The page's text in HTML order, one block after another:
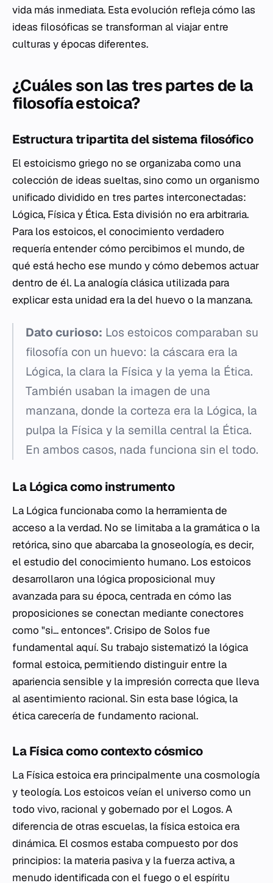
vida más inmediata. Esta evolución refleja cómo las
ideas filosóficas se transforman al viajar entre
culturas y épocas diferentes.
¿Cuáles son las tres partes de la
filosofía estoica?
Estructura tripartita del sistema filosófico
El estoicismo griego no se organizaba como una
colección de ideas sueltas, sino como un organismo
unificado dividido en tres partes interconectadas:
Lógica, Física y Ética. Esta división no era arbitraria.
Para los estoicos, el conocimiento verdadero
requería entender cómo percibimos el mundo, de
qué está hecho ese mundo y cómo debemos actuar
dentro de él. La analogía clásica utilizada para
explicar esta unidad era la del huevo o la manzana.
Dato curioso: Los estoicos comparaban su
filosofía con un huevo: la cáscara era la
Lógica, la clara la Física y la yema la Ética.
También usaban la imagen de una
manzana, donde la corteza era la Lógica, la
pulpa la Física y la semilla central la Ética.
En ambos casos, nada funciona sin el todo.
La Lógica como instrumento
La Lógica funcionaba como la herramienta de
acceso a la verdad. No se limitaba a la gramática o la
retórica, sino que abarcaba la gnoseología, es decir,
el estudio del conocimiento humano. Los estoicos
desarrollaron una lógica proposicional muy
avanzada para su época, centrada en cómo las
proposiciones se conectan mediante conectores
como "si... entonces". Crisipo de Solos fue
fundamental aquí. Su trabajo sistematizó la lógica
formal estoica, permitiendo distinguir entre la
apariencia sensible y la impresión correcta que lleva
al asentimiento racional. Sin esta base lógica, la
ética carecería de fundamento racional.
La Física como contexto cósmico
La Física estoica era principalmente una cosmología
y teología. Los estoicos veían el universo como un
todo vivo, racional y gobernado por el Logos. A
diferencia de otras escuelas, la física estoica era
dinámica. El cosmos estaba compuesto por dos
principios: la materia pasiva y la fuerza activa, a
menudo identificada con el fuego o el espíritu